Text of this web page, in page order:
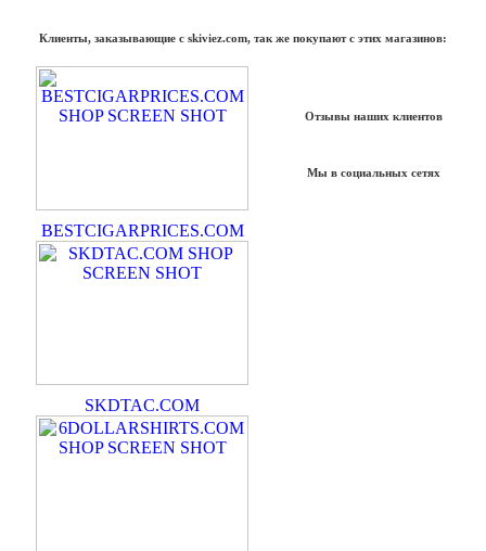
Клиенты, заказывающие с skiviez.com, так же покупают с этих магазинов:
BESTCIGARPRICES.COM
SKDTAC.COM
Отзывы наших клиентов
Мы в социальных сетях